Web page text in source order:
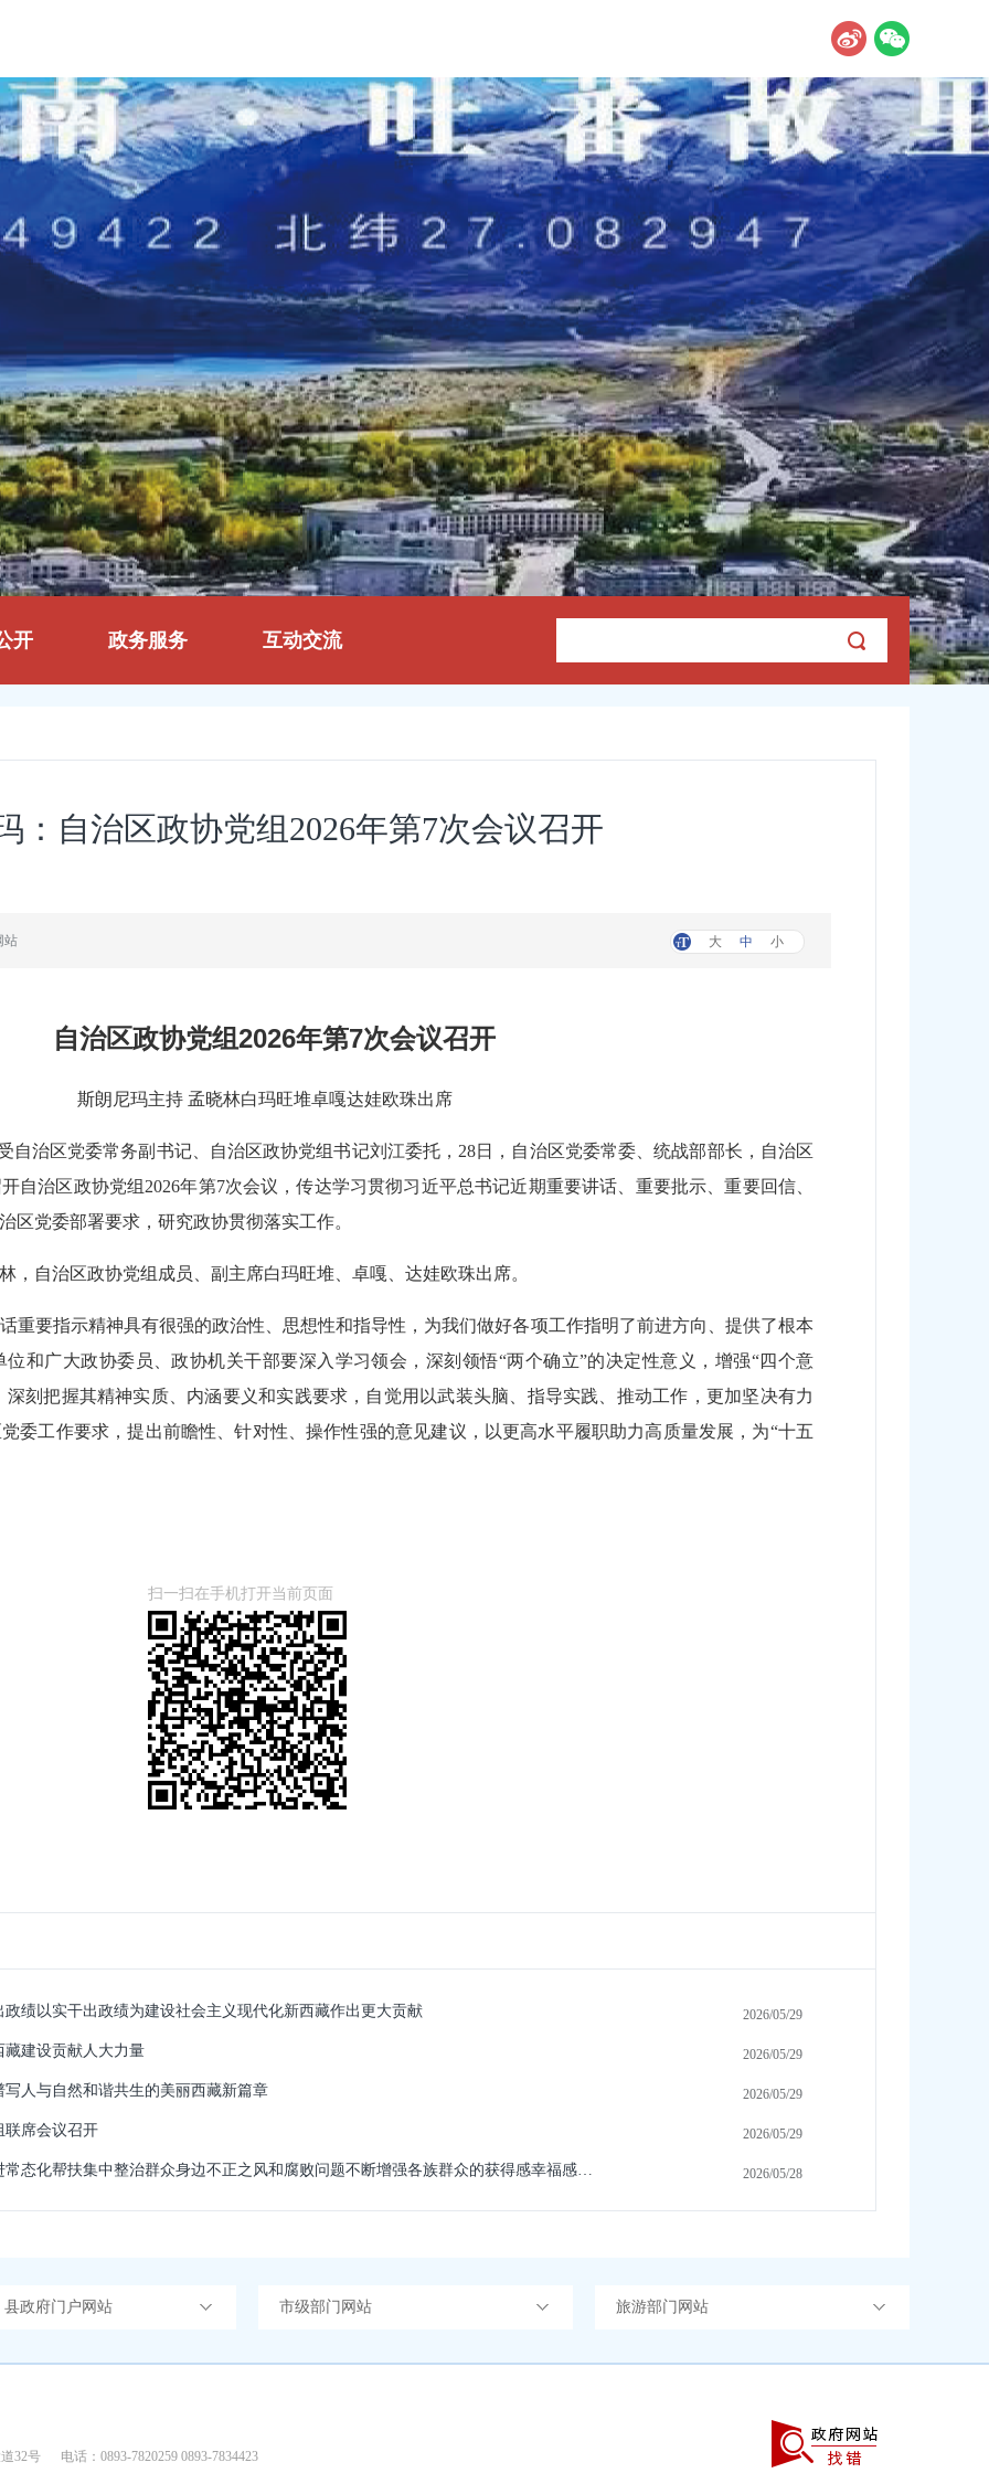
开 政务服务 互动交流
：自治区政协党组2026年第7次会议召开
站 大 中 小
自治区政协党组2026年第7次会议召开
斯朗尼玛主持 孟晓林白玛旺堆卓嘎达娃欧珠出席
自治区党委常务副书记、自治区政协党组书记刘江委托，28日，自治区党委常委、统战部部长，自治区
自治区政协党组2026年第7次会议，传达学习贯彻习近平总书记近期重要讲话、重要批示、重要回信、
区党委部署要求，研究政协贯彻落实工作。
，自治区政协党组成员、副主席白玛旺堆、卓嘎、达娃欧珠出席。
重要指示精神具有很强的政治性、思想性和指导性，为我们做好各项工作指明了前进方向、提供了根本
和广大政协委员、政协机关干部要深入学习领会，深刻领悟“两个确立”的决定性意义，增强“四个意
深刻把握其精神实质、内涵要义和实践要求，自觉用以武装头脑、指导实践、推动工作，更加坚决有力
委工作要求，提出前瞻性、针对性、操作性强的意见建议，以更高水平履职助力高质量发展，为“十五
扫一扫在手机打开当前页面
绩以实干出政绩为建设社会主义现代化新西藏作出更大贡献 2026/05/29
建设贡献人大力量 2026/05/29
人与自然和谐共生的美丽西藏新篇章 2026/05/29
联席会议召开 2026/05/29
王君正：持续巩固拓展脱贫攻坚成果扎实推进常态化帮扶集中整治群众身边不正之风和腐败问题不断增强各族群众的获得感幸福感安全感 2026/05/28
县政府门户网站 市级部门网站 旅游部门网站
32号 电话：0893-7820259 0893-7834423